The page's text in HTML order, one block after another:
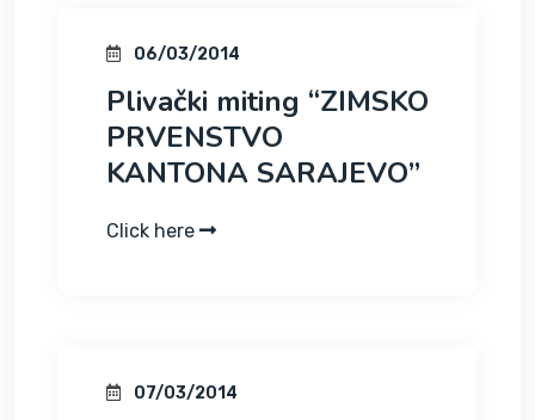
06/03/2014
Plivački miting “ZIMSKO
PRVENSTVO
KANTONA SARAJEVO”
Click here
07/03/2014